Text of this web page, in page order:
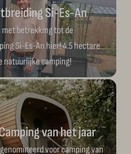
Si-Es-An
betrekking tot de
Si-Es-An hier! 4.5 hectare
natuurlijke camping!
van het jaar
voor camping van